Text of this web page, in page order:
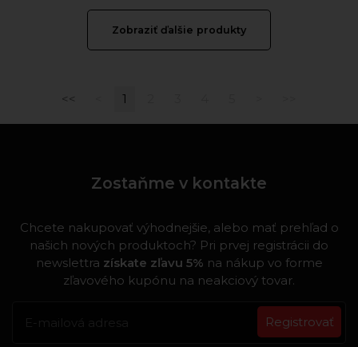
Zobraziť ďalšie produkty
<< 1
Zostaňme v kontakte
Chcete nakupovať výhodnejšie, alebo mať prehľad o
našich nových produktoch? Pri prvej registrácii do
newslettra získate zľavu 5% na nákup vo forme
zľavového kupónu na neakciový tovar.
Registrovať